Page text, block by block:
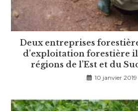
Deux entreprises
d’exploitation forestière
régions de l’Est et du
10 janvier 2019